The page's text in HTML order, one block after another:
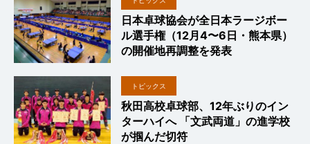
日本卓球協会が全日本ラージボー
ル選手権（12月4〜6日・熊本県）
の開催地再調整を発表
トピックス
秋田高校卓球部、12年ぶりのイン
ターハイへ 「文武両道」の進学校
が掴んだ切符